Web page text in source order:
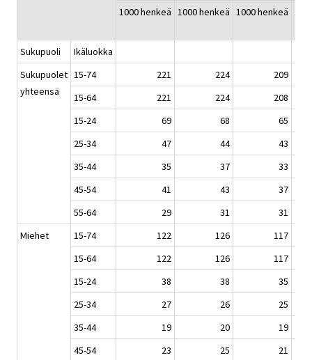
1000 henkeä 1000 henkeä 1000 henkeä
Sukupuoli
Ikäluokka
Sukupuolet
yhteensä
15-74 221 224
209
15-64
221 224
208
15-24
69 68
65
25-34
47 44
43
35-44
35 37
33
45-54
41 43
37
55-64
29 31
31
Miehet
15-74 122 126
117
15-64
122 126
117
15-24
38 38
35
25-34
27 26
25
35-44
19 20
19
45-54
23 25
21